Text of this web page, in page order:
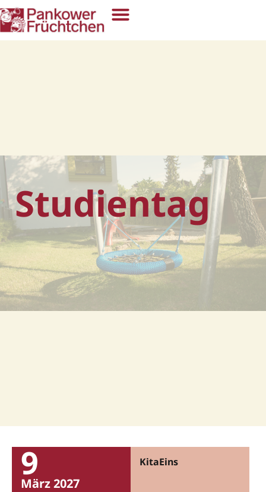
Studientag
9
März 2027
KitaEins